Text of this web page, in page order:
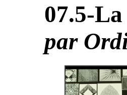
07.5-
par